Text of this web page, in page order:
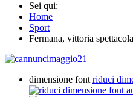
Sei qui:
Home
Sport
Fermana, vittoria
dimensione font riduci